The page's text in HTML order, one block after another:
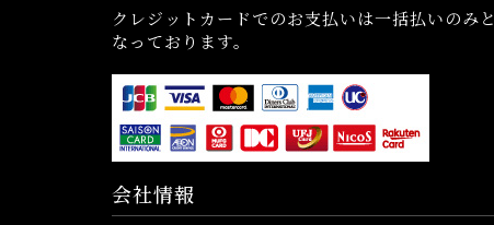
クレジットカードでのお支払いは一括払いのみと
なっております。
会社情報